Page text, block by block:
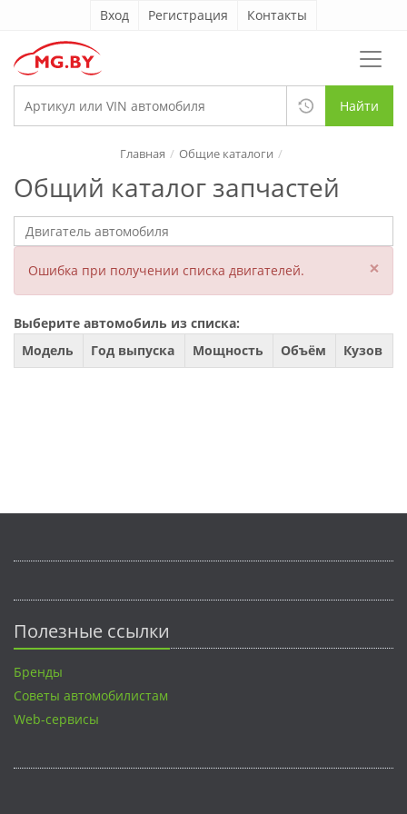
Вход Регистрация Контакты
Найти
Общий каталог запчастей
Главная Общие каталоги
Ошибка при получении списка двигателей. ×
Выберите автомобиль из списка:
Модель
Год выпуска Мощность Объём Кузов
Полезные ссылки
Бренды
Советы автомобилистам
Web-сервисы